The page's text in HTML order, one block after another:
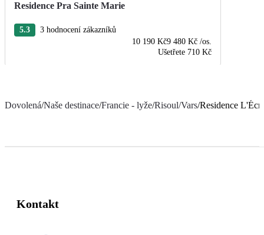
Residence Pra Sainte Marie
5.3
3 hodnocení zákazníků
10 190 Kč9 480 Kč /os.
Ušetřete 710 Kč
Dovolená/Naše destinace/Francie - lyže/Risoul/Vars/Residence
Kontakt